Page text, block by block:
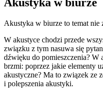
Akustyka w biurze to temat nie
W akustyce chodzi przede
związku z tym nasuwa się
dźwięku do pomieszczenia? W
brzmi: poprzez jakie elementy
akustyczne? Ma to związek ze
i polepszenia akustyki.